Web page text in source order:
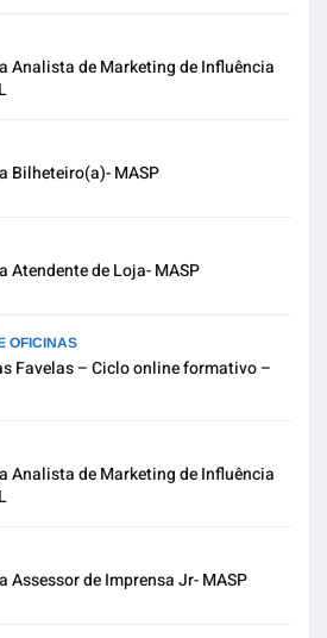
Analista de Marketing de Influência
Bilheteiro(a)- MASP
Atendente de Loja- MASP
OFICINAS
Favelas – Ciclo online formativo –
Analista de Marketing de Influência
Assessor de Imprensa Jr- MASP